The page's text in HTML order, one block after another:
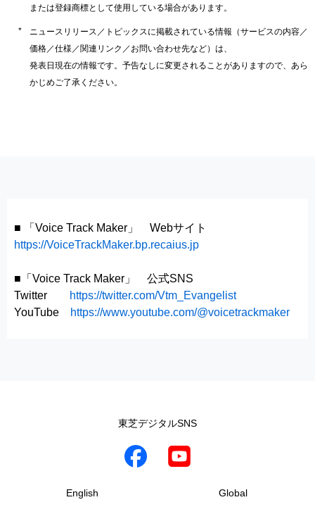
または登録商標として使用している場合があります。
ニュースリリース／トピックスに掲載されている情報（サービスの内容／
価格／仕様／関連リンク／お問い合わせ先など）は、
発表日現在の情報です。予告なしに変更されることがありますので、あら
かじめご了承ください。
■ 「Voice Track Maker」 Webサイト
https://VoiceTrackMaker.bp.recaius.jp
■「Voice Track Maker」 公式SNS
Twitter
https://twitter.com/Vtm_Evangelist
YouTube
https://www.youtube.com/@voicetrackmaker
東芝デジタルSNS
English Global